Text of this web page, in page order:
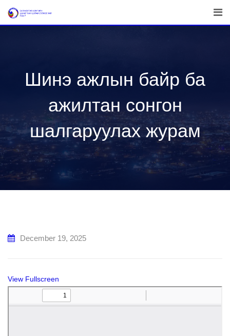
Skip
Шинэ ажлын байр ба
ажилтан сонгон
шалгаруулах журам
December 19, 2025
View Fullscreen